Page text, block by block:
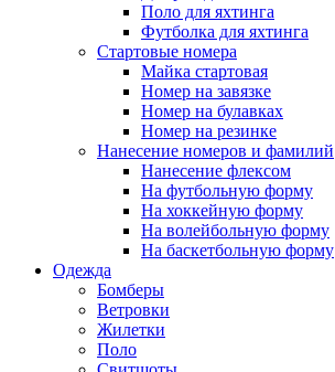
Поло для яхтинга
Футболка для яхтинга
Стартовые номера
Майка стартовая
Номер на завязке
Номер на булавках
Номер на резинке
Нанесение номеров и фамилий
Нанесение флексом
На футбольную форму
На хоккейную форму
На волейбольную форму
На баскетбольную форму
Одежда
Бомберы
Ветровки
Жилетки
Поло